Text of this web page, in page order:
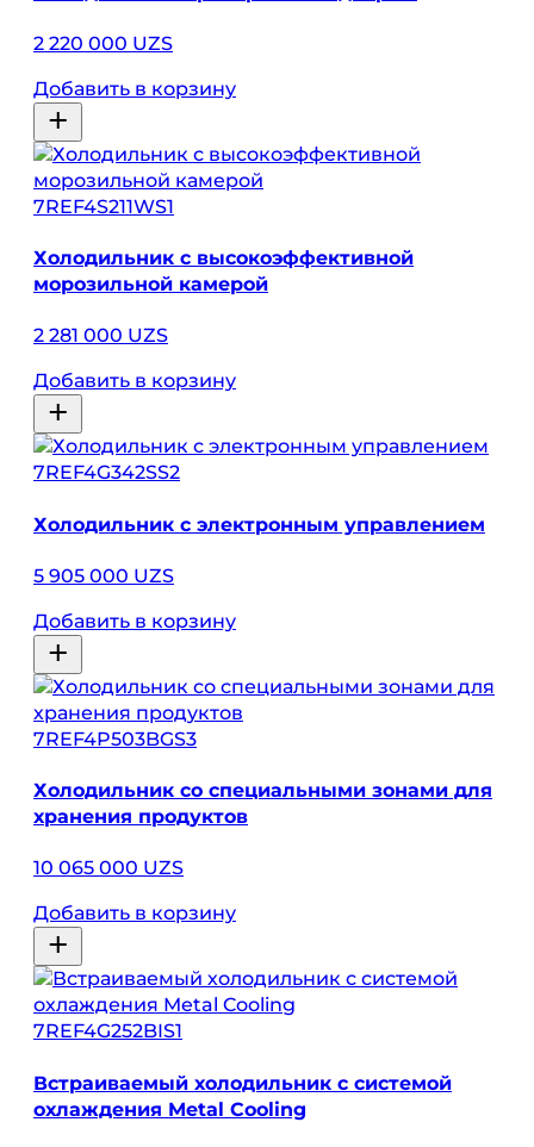
2 220 000 UZS
Добавить в корзину
7REF4S211WS1
Холодильник с высокоэффективной
морозильной камерой
2 281 000 UZS
Добавить в корзину
7REF4G342SS2
Холодильник с электронным управлением
5 905 000 UZS
Добавить в корзину
7REF4P503BGS3
Холодильник со специальными зонами для
хранения продуктов
10 065 000 UZS
Добавить в корзину
7REF4G252BIS1
Встраиваемый холодильник с системой
охлаждения Metal Cooling